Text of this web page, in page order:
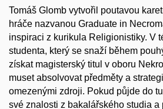
Tomáš Glomb vytvořil poutavou
hráče nazvanou Graduate in
inspiraci z kurikula Religionistiky. V
studenta, který se snaží během
získat magisterský titul v oboru
muset absolvovat předměty a
omezenými zdroji. Pokud půjde do
své znalosti z bakalářského studia